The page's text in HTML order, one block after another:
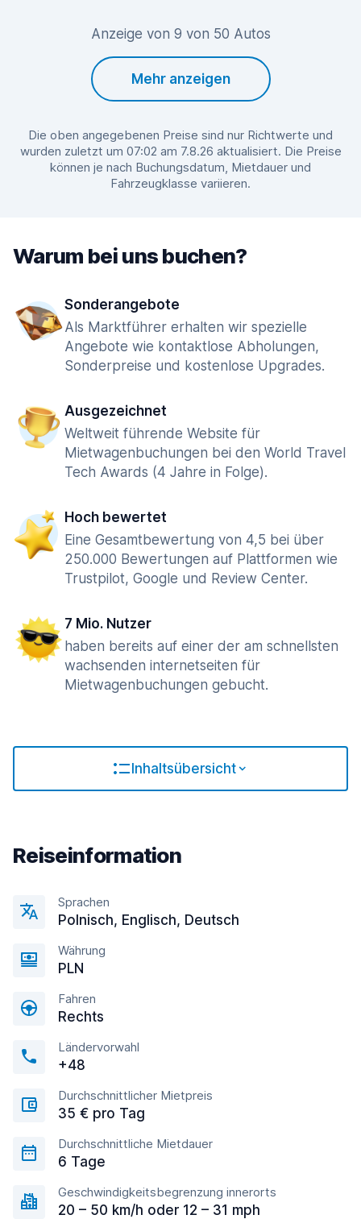
Anzeige von 9 von 50 Autos
Mehr anzeigen
Die oben angegebenen Preise sind nur Richtwerte und
wurden zuletzt um 07:02 am 7.8.26 aktualisiert. Die Preise
können je nach Buchungsdatum, Mietdauer und
Fahrzeugklasse variieren.
Warum bei uns buchen?
Sonderangebote
Als Marktführer erhalten wir spezielle
Angebote wie kontaktlose Abholungen,
Sonderpreise und kostenlose Upgrades.
Ausgezeichnet
Weltweit führende Website für
Mietwagenbuchungen bei den World Travel
Tech Awards (4 Jahre in Folge).
Hoch bewertet
Eine Gesamtbewertung von 4,5 bei über
250.000 Bewertungen auf Plattformen wie
Trustpilot, Google und Review Center.
7 Mio. Nutzer
haben bereits auf einer der am schnellsten
wachsenden internetseiten für
Mietwagenbuchungen gebucht.
Inhaltsübersicht
Reiseinformation
Sprachen
Polnisch, Englisсh, Deutsch
Währung
PLN
Fahren
Rechts
Ländervorwahl
+48
Durchschnittlicher Mietpreis
35 € pro Tag
Durchschnittliche Mietdauer
6 Tage
Geschwindigkeitsbegrenzung innerorts
20 – 50 km/h oder 12 – 31 mph